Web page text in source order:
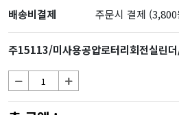
배송비결제
주문시 결제 (3,800
주15113/미사용공압로터리회전실린